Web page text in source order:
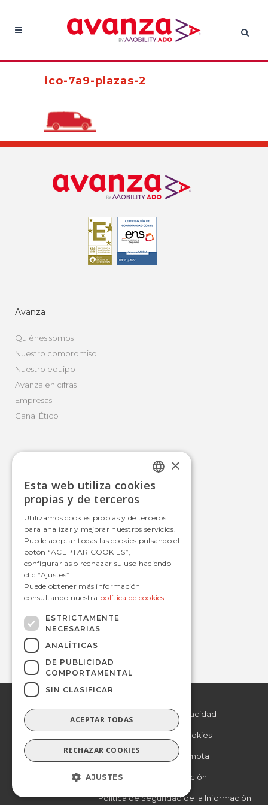
ico-7a9-plazas-2
Avanza
Quiénes somos
Nuestro compromiso
Nuestro equipo
Avanza en cifras
Empresas
Canal Ético
Autobús
Tranvía
Metro
Estaciones
Contacto
informacion@avanzagrupo.com
+34 916 021 900
C/ San Norberto, 48 • 28021 – Madrid
© 2019 Avanza.
reservados.
Politica de Privacidad
Politica de Cookies
Asistencia remota
Otra información
Política de Seguridad de la Información
SPANISH
×
Esta web utiliza cookies
propias y de terceros
Utilizamos cookies propias y de terceros
para analizar y mejorar nuestros servicios.
Puede aceptar todas las cookies pulsando el
botón “ACEPTAR COOKIES”,
configurarlas o rechazar su uso haciendo
clic “Ajustes”.
Puede obtener más información
consultando nuestra política de cookies.
ESTRICTAMENTE
NECESARIAS
ANALÍTICAS
DE PUBLICIDAD
COMPORTAMENTAL
SIN CLASIFICAR
ACEPTAR TODAS
RECHAZAR COOKIES
AJUSTES